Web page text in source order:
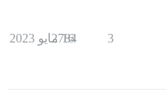
3
2784
16 مايو 2023